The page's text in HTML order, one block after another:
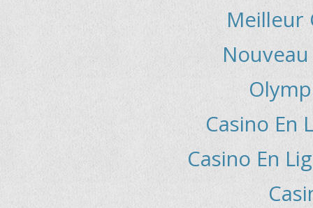
Meilleur
Casino En
Casino En